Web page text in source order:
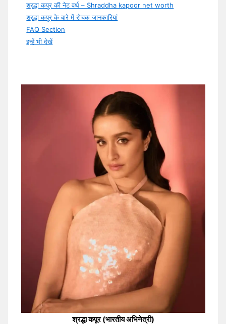
श्रद्धा कपूर की नेट वर्थ – Shraddha kapoor net worth
श्रद्धा कपूर के बारे में रोचक जानकारियां
FAQ Section
इन्हें भी देखें
श्रद्धा कपूर (भारतीय अभिनेत्री)